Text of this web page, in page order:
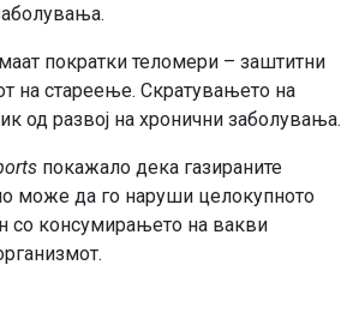
пократки теломери – заштитни
на стареење. Скратувањето на
од развој на хронични заболувања.
покажало дека газираните
може да го наруши целокупното
со консумирањето на вакви